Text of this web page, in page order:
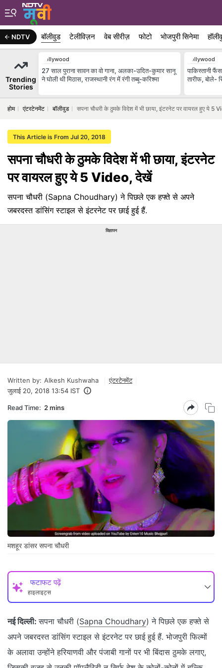
NDTV बॉलीवुड टेलीविज़न वेब सीरीज़ फोटो भोजपुरी सिनेमा
Trending
Stories
Bollywood
27 साल पुराना सावन का वो गाना, अलका-उदित-कुमार सानू
ने घोली थी मिठास, राजस्थानी रंग में रंगी तब्बू-करिश्मा
Bollywood
पाकिस्तानी
तारीफ, बोले-
होम एंटरटेनमेंट बॉलीवुड सपना चौधरी के ठुमके विदेश में भी छाया, इंटरनेट पर वायरल हुए ये 5
This Article is From Jul 20, 2018
सपना चौधरी के ठुमके विदेश में भी छाया, इंटरनेट
पर वायरल हुए ये 5 Video, देखें
सपना चौधरी (Sapna Choudhary) ने पिछले एक हफ्ते से अपने
जबरदस्त डांसिंग स्टाइल से इंटरनेट पर छाई हुई हैं.
विज्ञापन
Written by: Alkesh Kushwaha
एंटरटेनमेंट
जुलाई 20, 2018 13:54 IST
Read Time: 2 mins
मशहूर डांसर सपना चौधरी
फटाफट पढ़ें
हाइलाइट्स
नई दिल्ली: सपना चौधरी (Sapna Choudhary) ने पिछले एक हफ्ते से
अपने जबरदस्त डांसिंग स्टाइल से इंटरनेट पर छाई हुई हैं. भोजपुरी फिल्मों
के अलावा उन्होंने हरियाणवी और पंजाबी गानों पर भी बिंदास ठुमके लगाए,